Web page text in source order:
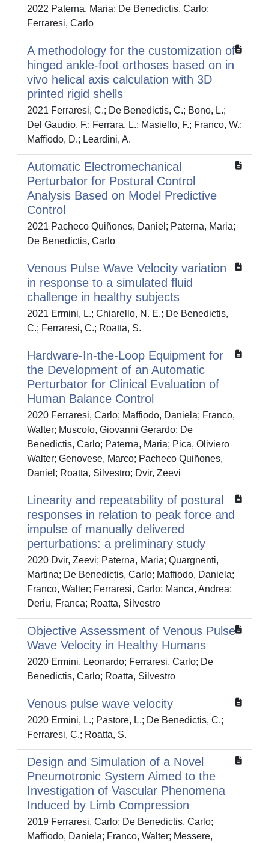
2022 Paterna, Maria; De Benedictis, Carlo;
Ferraresi, Carlo
A methodology for the customization of
hinged ankle-foot orthoses based on in
vivo helical axis calculation with 3D
printed rigid shells
2021 Ferraresi, C.; De Benedictis, C.; Bono, L.;
Del Gaudio, F.; Ferrara, L.; Masiello, F.; Franco, W.;
Maffiodo, D.; Leardini, A.
Automatic Electromechanical
Perturbator for Postural Control
Analysis Based on Model Predictive
Control
2021 Pacheco Quiñones, Daniel; Paterna, Maria;
De Benedictis, Carlo
Venous Pulse Wave Velocity variation
in response to a simulated fluid
challenge in healthy subjects
2021 Ermini, L.; Chiarello, N. E.; De Benedictis,
C.; Ferraresi, C.; Roatta, S.
Hardware-In-the-Loop Equipment for
the Development of an Automatic
Perturbator for Clinical Evaluation of
Human Balance Control
2020 Ferraresi, Carlo; Maffiodo, Daniela; Franco,
Walter; Muscolo, Giovanni Gerardo; De
Benedictis, Carlo; Paterna, Maria; Pica, Oliviero
Walter; Genovese, Marco; Pacheco Quiñones,
Daniel; Roatta, Silvestro; Dvir, Zeevi
Linearity and repeatability of postural
responses in relation to peak force and
impulse of manually delivered
perturbations: a preliminary study
2020 Dvir, Zeevi; Paterna, Maria; Quargnenti,
Martina; De Benedictis, Carlo; Maffiodo, Daniela;
Franco, Walter; Ferraresi, Carlo; Manca, Andrea;
Deriu, Franca; Roatta, Silvestro
Objective Assessment of Venous Pulse
Wave Velocity in Healthy Humans
2020 Ermini, Leonardo; Ferraresi, Carlo; De
Benedictis, Carlo; Roatta, Silvestro
Venous pulse wave velocity
2020 Ermini, L.; Pastore, L.; De Benedictis, C.;
Ferraresi, C.; Roatta, S.
Design and Simulation of a Novel
Pneumotronic System Aimed to the
Investigation of Vascular Phenomena
Induced by Limb Compression
2019 Ferraresi, Carlo; De Benedictis, Carlo;
Maffiodo, Daniela; Franco, Walter; Messere,